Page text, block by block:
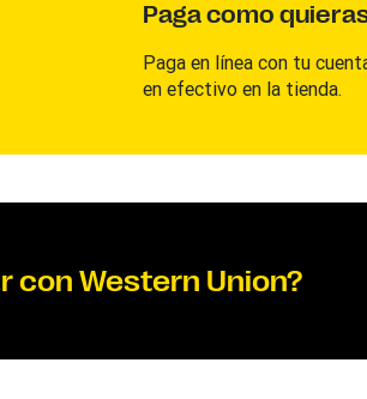
Paga como
Paga en línea con tu
en efectivo en la tienda.
con Western Union?